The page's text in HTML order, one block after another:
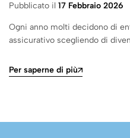
Pubblicato il 17 Febbraio 2026
Ogni anno molti decidono di
assicurativo scegliendo di
Per saperne di più